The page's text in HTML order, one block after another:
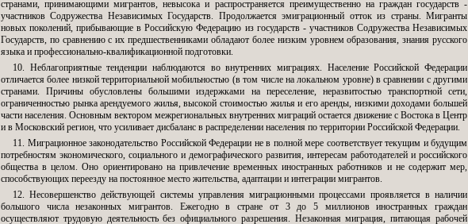
странами, принимающими мигрантов, невысока и распространяется преимущественно на граждан государств -
участников Содружества Независимых Государств. Продолжается эмиграционный отток из страны. Мигранты
новых поколений, прибывающие в Российскую Федерацию из государств - участников Содружества Независимых
Государств, по сравнению с их предшественниками обладают более низким уровнем образования, знания русского
языка и профессионально-квалификационной подготовки.
10. Неблагоприятные тенденции наблюдаются во внутренних миграциях. Население Российской Федерации
отличается более низкой территориальной мобильностью (в том числе на локальном уровне) в сравнении с другими
странами. Причины обусловлены большими издержками на переселение, неразвитостью транспортной сети,
ограниченностью рынка арендуемого жилья, высокой стоимостью жилья и его аренды, низкими доходами большей
части населения. Основным вектором межрегиональных внутренних миграций остается движение с Востока в Центр
и в Московский регион, что усиливает дисбаланс в распределении населения по территории Российской Федерации.
11. Миграционное законодательство Российской Федерации не в полной мере соответствует текущим и будущим
потребностям экономического, социального и демографического развития, интересам работодателей и российского
общества в целом. Оно ориентировано на привлечение временных иностранных работников и не содержит мер,
способствующих переезду на постоянное место жительства, адаптации и интеграции мигрантов.
12. Несовершенство действующей системы управления миграционными процессами проявляется в наличии
большого числа незаконных мигрантов. Ежегодно в стране от 3 до 5 миллионов иностранных граждан
осуществляют трудовую деятельность без официального разрешения. Незаконная миграция, питающая рабочей